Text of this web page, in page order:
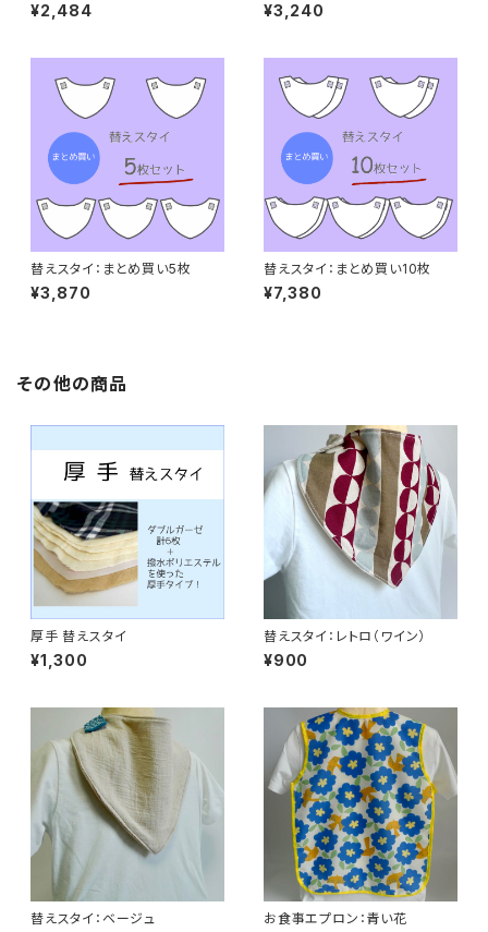
¥2,484 ¥3,240
替えスタイ：まとめ買い5枚
¥3,870
替えスタイ：まとめ買い10枚
¥7,380
その他の商品
厚手 替えスタイ
¥1,300
替えスタイ：レトロ（ワイン）
¥900
替えスタイ：ベージュ お食事エプロン：青い花